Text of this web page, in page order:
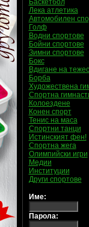
Баскетбол
Лека атлетика
Автомобилен
Голф
Водни спортове
Бойни спортове
Зимни спортове
Бокс
Вдигане на
Борба
Художествена
Спортна
Колоездене
Конен спорт
Тенис на маса
Спортни танци
Истинският фен!
Спортна жега
Олимпийски игри
Медии
Институции
Други спортове
Име:
Парола: